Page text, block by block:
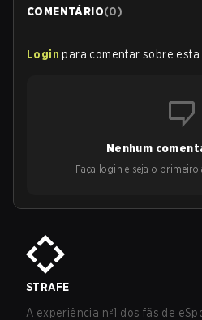
COMENTÁRIO(0)
Login para comentar sobre
Nenhum
Faça login e seja o primeiro
STRAFE
A experiência nº1 dos fãs de